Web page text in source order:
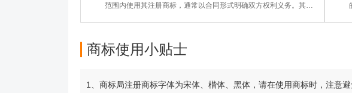
范围内使用其注册商标，通常以合同形式明确双方权利义务。其核
市场规范 ——通过合法授权避免侵权纠纷，维护商业秩序。常见于
商品联名、特许经营等场景，
商标使用小贴士
1、商标局注册商标字体为宋体、楷体、黑体，请在使用商标时，注意